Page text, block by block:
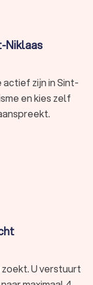
Niklaas
zijn in Sint-
en kies zelf
U verstuurt